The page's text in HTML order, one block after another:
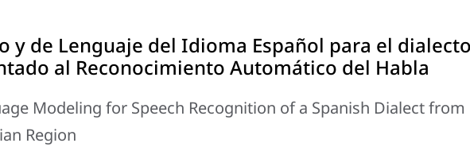
y de Lenguaje del Idioma Español para el
al Reconocimiento Automático del Habla
Modeling for Speech Recognition of a Spanish Dialect from
Region